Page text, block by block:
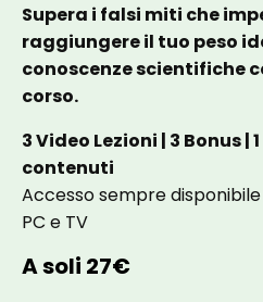
Supera i falsi miti che
raggiungere il tuo peso
conoscenze scientifiche
corso.
3 Video Lezioni | 3 Bonus |
contenuti
Accesso sempre
PC e TV
A soli 27€